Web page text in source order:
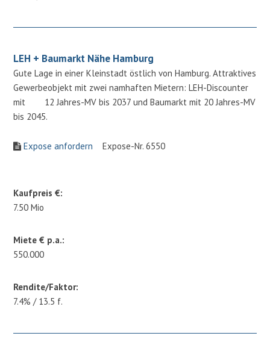
LEH + Baumarkt Nähe Hamburg
Gute Lage in einer Kleinstadt östlich von Hamburg. Attraktives
Gewerbeobjekt mit zwei namhaften Mietern: LEH-Discounter
mit 12 Jahres-MV bis 2037 und Baumarkt mit 20 Jahres-MV
bis 2045.
Expose anfordern Expose-Nr. 6550
Kaufpreis €:
7.50 Mio
Miete € p.a.:
550.000
Rendite/Faktor:
7.4% / 13.5 f.